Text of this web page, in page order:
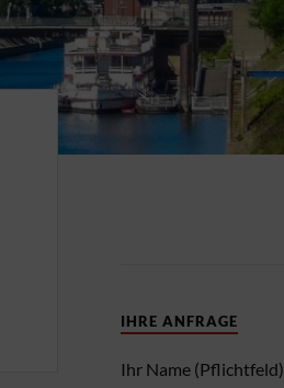
IHRE ANFRAGE
Ihr Name (Pflichtfeld)